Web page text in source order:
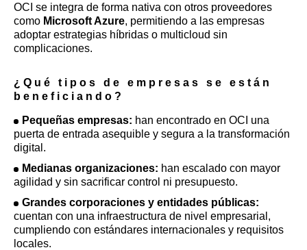
OCI se integra de forma nativa con otros proveedores
como Microsoft Azure, permitiendo a las empresas
adoptar estrategias híbridas o multicloud sin
complicaciones.
¿Qué tipos de empresas se están
beneficiando?
Pequeñas empresas: han encontrado en OCI una
puerta de entrada asequible y segura a la transformación
digital.
Medianas organizaciones: han escalado con mayor
agilidad y sin sacrificar control ni presupuesto.
Grandes corporaciones y entidades públicas:
cuentan con una infraestructura de nivel empresarial,
cumpliendo con estándares internacionales y requisitos
locales.